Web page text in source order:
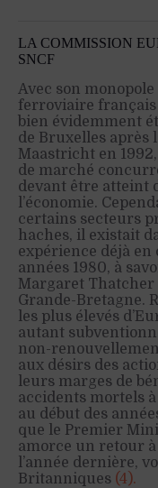
LA COMMISSION
SNCF
Avec son
ferroviaire français
bien évidemment
de Bruxelles après
Maastricht en
de marché
devant être atteint
l’économie.
certains secteurs
haches, il existait
expérience déjà en
années 1980, à
Margaret Thatcher
Grande-Bretagne.
les plus élevés
autant
non-
aux désirs des
leurs marges de
accidents mortels
au début des
que le Premier
amorce un retour
l’année dernière,
Britanniques (4).